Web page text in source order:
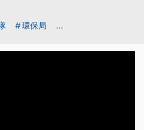
環保局 ...